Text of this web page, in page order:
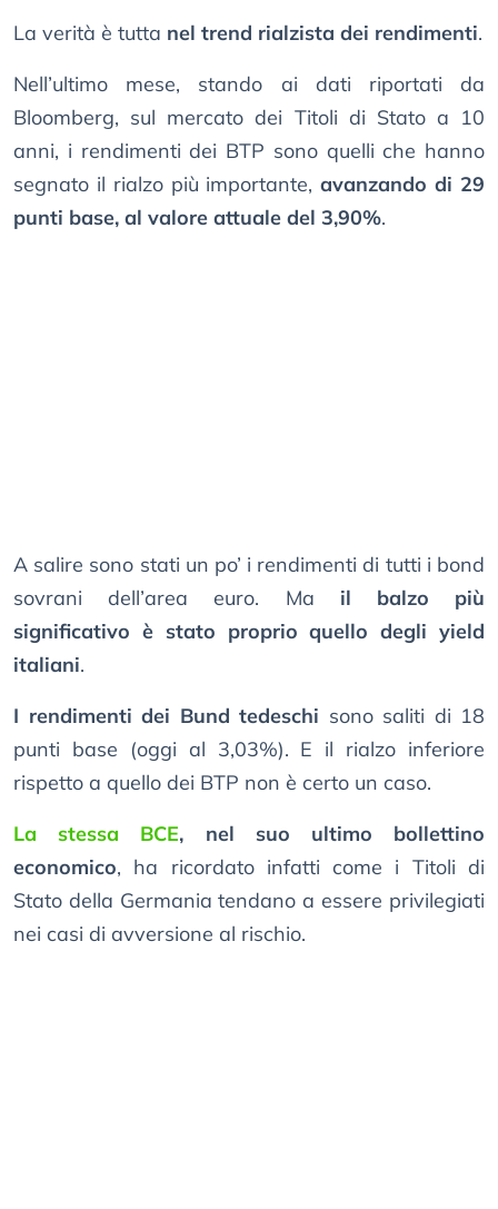
La verità è tutta nel trend rialzista dei rendimenti.
Nell’ultimo mese, stando ai dati riportati da
Bloomberg, sul mercato dei Titoli di Stato a 10
anni, i rendimenti dei BTP sono quelli che hanno
segnato il rialzo più importante,avanzando di 29
punti base, al valore attuale del 3,90%.
A salire sono stati un po’ i rendimenti di tutti i bond
sovrani dell’area euro. Ma il balzo più
significativo è stato proprio quello degli yield
italiani.
I rendimenti dei Bund tedeschi sono saliti di 18
punti base (oggi al 3,03%). E il rialzo inferiore
rispetto a quello dei BTP non è certo un caso.
La stessa BCE, nel suo ultimo bollettino
economico, ha ricordato infatti come i Titoli di
Stato della Germania tendano a essere privilegiati
nei casi di avversione al rischio.